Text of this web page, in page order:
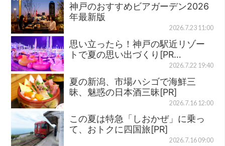
神戸のおすすめビアガーデン2026
年最新版
2026.7.23 11:00
思い立ったら！神戸の駅近リゾー
トで夏の思い出づくり[PR…
2026.7.22 19:40
夏の新潟、市場ハシゴで海鮮三
昧、魅惑の日本酒三昧[PR]
2026.7.16 12:00
この夏は特急「しおかぜ」に乗っ
て、おトクに四国旅[PR]
2026.7.16 09:00